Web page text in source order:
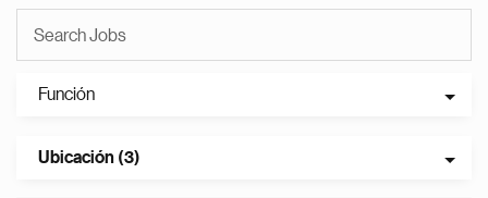
Función
Ubicación (3)